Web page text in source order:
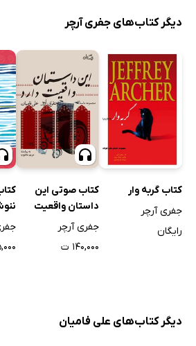
دیگر کتاب‌های جفری آرچر
کتاب گربه وار
جفری آرچر
رایگان
کتاب صوتی این
داستان واقعیت
دارد
جفری آرچر
۱۴۰,۰۰۰ ت
دیگر کتاب‌های علی فامیان